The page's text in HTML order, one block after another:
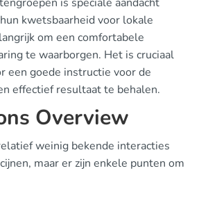
kwetsbaarheid voor lokale
om een comfortabele
te waarborgen. Het is cruciaal
een goede instructie voor de
effectief resultaat te behalen.
Overview
weinig bekende interacties
maar er zijn enkele punten om